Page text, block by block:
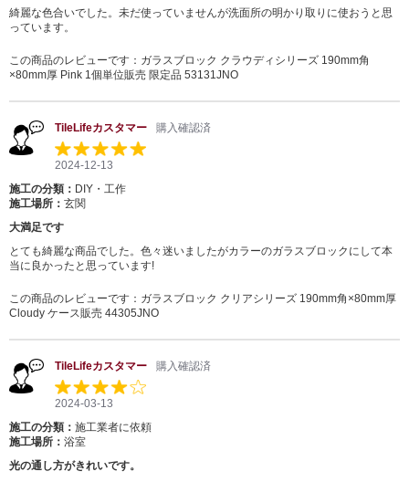
綺麗な色合いでした。未だ使っていませんが洗面所の明かり取りに使おうと思
っています。
この商品のレビューです： ガラスブロック クラウディシリーズ 190mm角
×80mm厚 Pink 1個単位販売 限定品 53131JNO
TileLifeカスタマー 購入確認済
2024-12-13
施工の分類： DIY・工作
施工場所： 玄関
大満足です
とても綺麗な商品でした。色々迷いましたがカラーのガラスブロックにして本
当に良かったと思っています!
この商品のレビューです： ガラスブロック クリアシリーズ 190mm角×80mm厚
Cloudy ケース販売 44305JNO
TileLifeカスタマー 購入確認済
2024-03-13
施工の分類： 施工業者に依頼
施工場所： 浴室
光の通し方がきれいです。